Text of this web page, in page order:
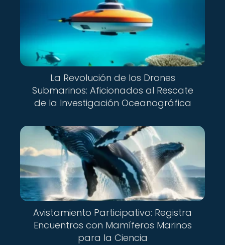
La Revolución de los Drones
Submarinos: Aficionados al Rescate
de la Investigación Oceanográfica
Avistamiento Participativo: Registra
Encuentros con Mamíferos Marinos
para la Ciencia